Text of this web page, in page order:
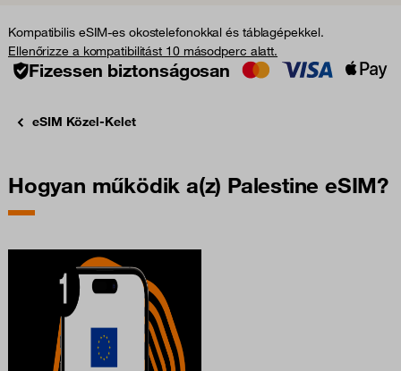
Kompatibilis eSIM-es okostelefonokkal és táblagépekkel.
Ellenőrizze a kompatibilitást 10 másodperc alatt.
Fizessen biztonságosan
eSIM Közel-Kelet
Hogyan működik a(z) Palestine eSIM?